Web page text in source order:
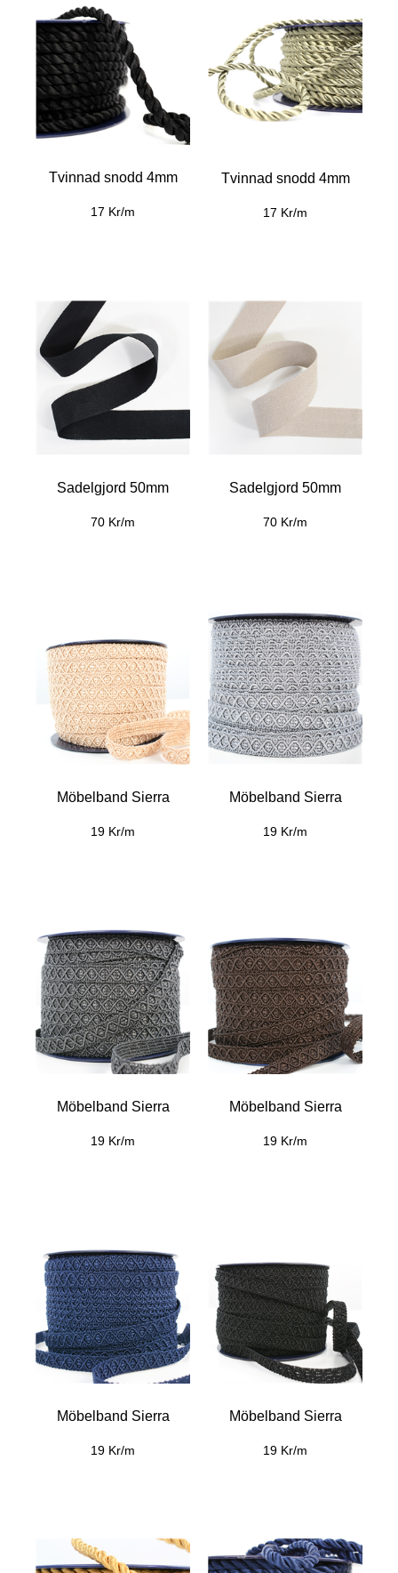
Tvinnad snodd 4mm
17 Kr/m
Tvinnad snodd 4mm
17 Kr/m
Sadelgjord 50mm
70 Kr/m
Sadelgjord 50mm
70 Kr/m
Möbelband Sierra
19 Kr/m
Möbelband Sierra
19 Kr/m
Möbelband Sierra
19 Kr/m
Möbelband Sierra
19 Kr/m
Möbelband Sierra
19 Kr/m
Möbelband Sierra
19 Kr/m